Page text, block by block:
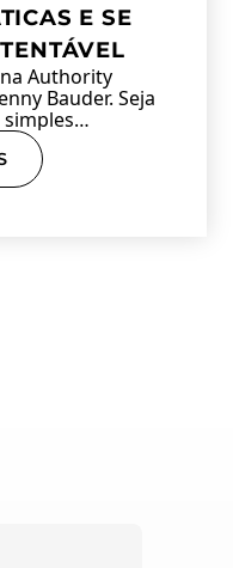
E SE
Authority
Bauder. Seja
simples…